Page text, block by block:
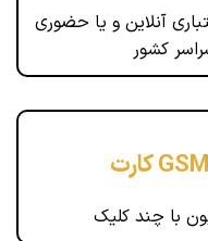
آنلاین و یا حضوری
کشور